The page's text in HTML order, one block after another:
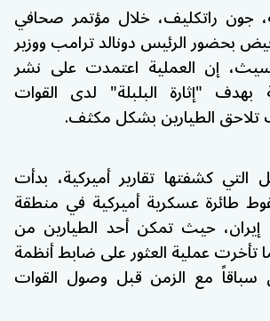
جون راتكليف، خلال مؤتمر صحافي
بحضور الرئيس دونالد ترامب ووزير
إن العملية اعتمدت على نشر
"إثارة البلبلة" لدى القوات
تلاحق الطيارين بشكل مكثف.
كشفتها تقارير أميركية، بدأت
طائرة عسكرية أميركية في منطقة
إيران، حيث تمكن أحد الطيارين من
تأخرت عملية العثور على ضابط أنظمة
سباقاً مع الزمن قبل وصول القوات